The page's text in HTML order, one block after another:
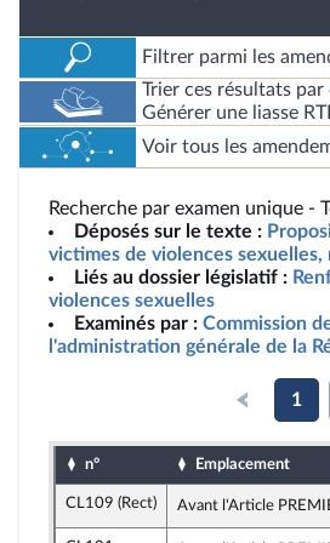
Filtrer parmi les
Trier ces résultats par
Générer une liasse
Voir tous les
Recherche par examen unique -
Déposés sur le texte :
victimes de violences sexuelles,
Liés au dossier législatif :
violences sexuelles
Examinés par : Commission
l'administration générale de la
1
n° Emplacement
CL109 (Rect) Avant l'Article